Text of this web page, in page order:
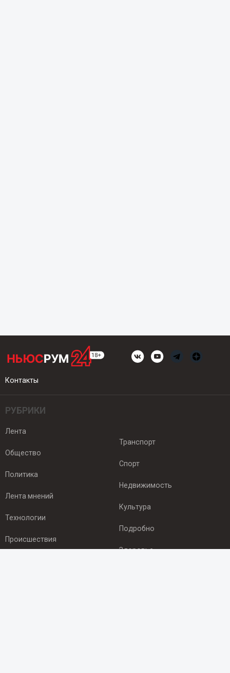
Контакты
РУБРИКИ
Лента
Общество
Политика
Лента мнений
Технологии
Происшествия
Транспорт
Спорт
Недвижимость
Культура
Подробно
Здоровье